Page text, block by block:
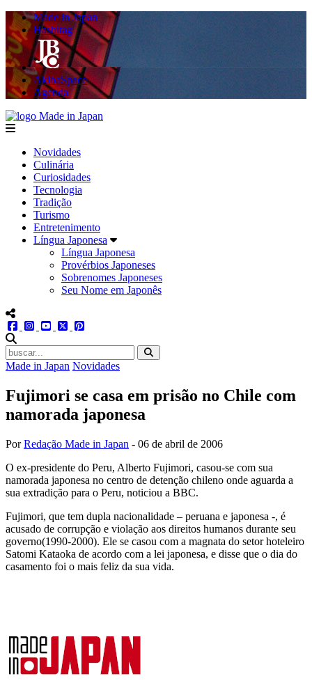
Made in Japan
Hashitag
AkibaSpace
Agenda
menu
Novidades
Culinária
Curiosidades
Tecnologia
Tradição
Turismo
Entretenimento
Língua Japonesa
Língua Japonesa
Provérbios Japoneses
Sobrenomes Japoneses
Seu Nome em Japonês
menu redes social
facebookinstagram
youtube
twitter
Made in Japan Novidades
Fujimori se casa em prisão no Chile com
namorada japonesa
PorRedação Made in Japan - 06 de abril de 2006
O ex-presidente do Peru, Alberto Fujimori, casou-se com sua
namorada japonesa no centro de detenção chileno onde aguarda a
sua extradição para o Peru, noticiou a BBC.
Fujimori, que tem dupla nacionalidade – peruana e japonesa -, é
acusado de corrupção e violação aos direitos humanos durante seu
governo(1990-2000). Ele se casou com a magnata do setor hoteleiro
Satomi Kataoka de acordo com a lei japonesa, e disse que o dia do
casamento foi o mais feliz da sua vida.